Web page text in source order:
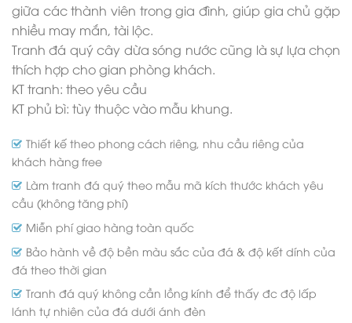
giữa các thành viên trong gia đình, giúp gia chủ gặp
nhiều may mắn, tài lộc.
Tranh đá quý cây dừa sóng nước cũng là sự lựa chọn
thích hợp cho gian phòng khách.
KT tranh: theo yêu cầu
KT phủ bì: tùy thuộc vào mẫu khung.
Thiết kế theo phong cách riêng, nhu cầu riêng của
khách hàng free
Làm tranh đá quý theo mẫu mã kích thước khách yêu
cầu (không tăng phí)
Miễn phí giao hàng toàn quốc
Bảo hành về độ bền màu sắc của đá & độ kết dính của
đá theo thời gian
Tranh đá quý không cần lồng kính để thấy đc độ lấp
lánh tự nhiên của đá dưới ánh đèn